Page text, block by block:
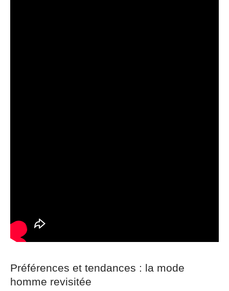
Préférences et tendances : la mode
homme revisitée